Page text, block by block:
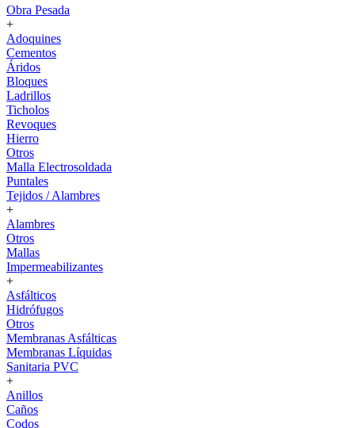
Obra Pesada
+
Adoquines
Cementos
Áridos
Bloques
Ladrillos
Ticholos
Revoques
Hierro
Otros
Malla Electrosoldada
Puntales
Tejidos / Alambres
+
Alambres
Otros
Mallas
Impermeabilizantes
+
Asfálticos
Hidrófugos
Otros
Membranas Asfálticas
Membranas Líquidas
Sanitaria PVC
+
Anillos
Caños
Codos